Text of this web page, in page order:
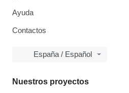
Ayuda
Contactos
España / Español
Nuestros proyectos